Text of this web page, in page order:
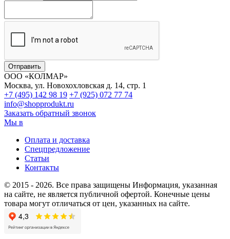
ООО «КОЛМАР»
Москва, ул. Новохохловская д. 14, стр. 1
+7 (495) 142 98 19 +7 (925) 072 77 74
info@shopprodukt.ru
Заказать обратный звонок
Мы в
Оплата и доставка
Спецпредложение
Статьи
Контакты
© 2015 - 2026. Все права защищены Информация, указанная
на сайте, не является публичной офертой. Конечные цены
товара могут отличаться от цен, указанных на сайте.